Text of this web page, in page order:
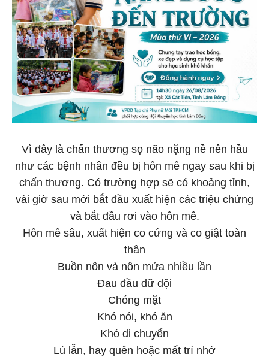
Vì đây là chấn thương sọ não nặng nề nên hầu
như các bệnh nhân đều bị hôn mê ngay sau khi bị
chấn thương. Có trường hợp sẽ có khoảng tỉnh,
vài giờ sau mới bắt đầu xuất hiện các triệu chứng
và bắt đầu rơi vào hôn mê.
Hôn mê sâu, xuất hiện co cứng và co giật toàn
thân
Buồn nôn và nôn mửa nhiều lần
Đau đầu dữ dội
Chóng mặt
Khó nói, khó ăn
Khó di chuyển
Lú lẫn, hay quên hoặc mất trí nhớ